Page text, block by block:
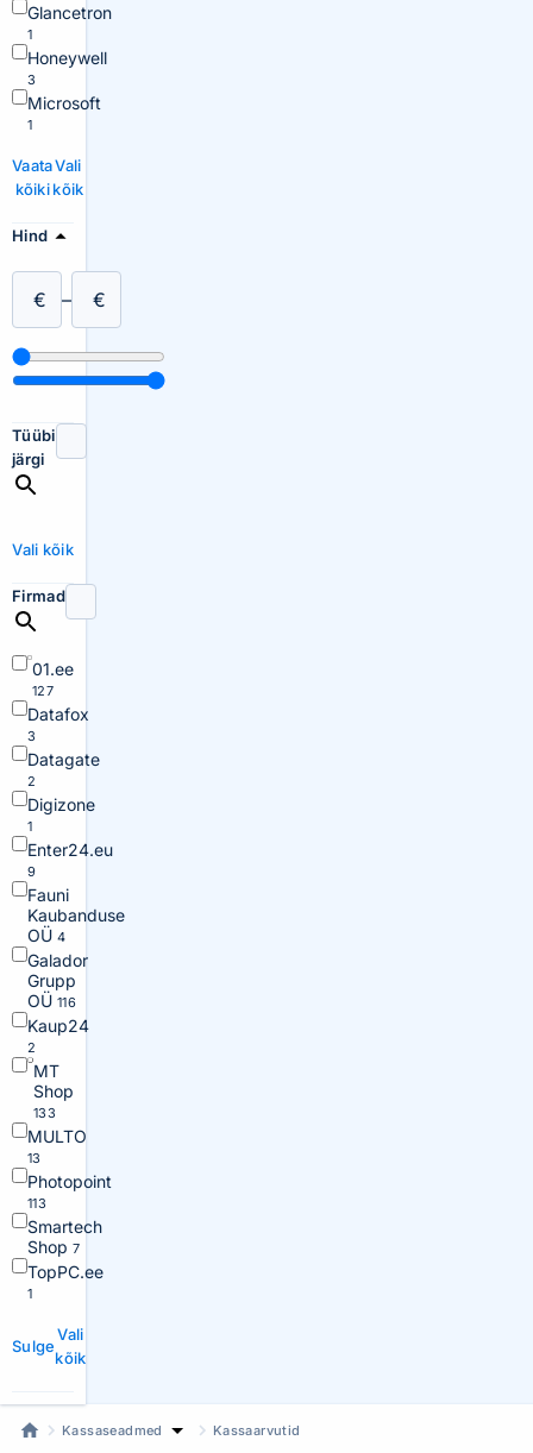
Glancetron
1
Honeywell
3
Microsoft
1
Vaata
kõiki
Vali
kõik
Hind
€ – €
Tüübi
järgi
Vali kõik
Firmad
01.ee
127
Datafox
3
Datagate
2
Digizone
1
Enter24.eu
9
Fauni
Kaubanduse
OÜ 4
Galador
Grupp
OÜ 116
Kaup24
2
MT
Shop
133
MULTO
13
Photopoint
113
Smartech
Shop 7
TopPC.ee
1
Sulge
Vali
kõik
Kassaseadmed Kassaarvutid